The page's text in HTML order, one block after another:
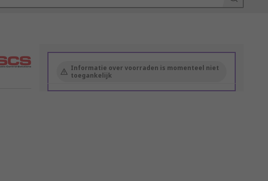
Informatie over voorraden is momenteel niet
toegankelijk